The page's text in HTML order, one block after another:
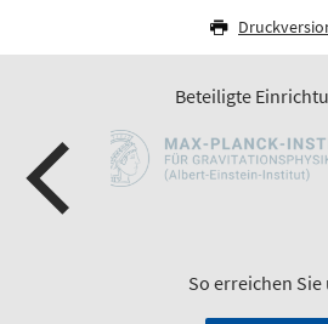
Beteiligte
So erreichen Sie